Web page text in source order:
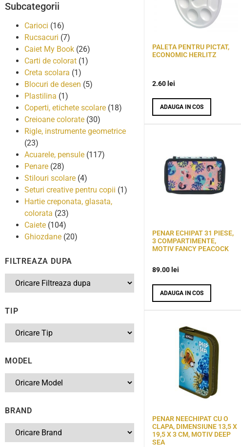
Subcategorii
Carioci (16)
Rucsacuri (7)
Caiet My Book (26)
Carti de colorat (1)
Creta scolara (1)
Blocuri de desen (5)
Plastilina (1)
Coperti, etichete scolare (18)
Creioane colorate (30)
Rigle, instrumente geometrice
(23)
Acuarele, pensule (117)
Penare (28)
Stilouri scolare (4)
Seturi creative pentru copii (1)
Hartie creponata, glasata,
colorata (23)
Caiete (104)
Ghiozdane (20)
FILTREAZA DUPA
TIP
MODEL
BRAND
PALETA PENTRU PICTAT,
ECONOMIC HERLITZ
2.60 lei
ADAUGA IN COS
PENAR ECHIPAT 31 PIESE,
3 COMPARTIMENTE,
MOTIV FANCY PEACOCK
89.00lei
ADAUGA IN COS
PENAR NEECHIPAT CU O
CLAPA, DIMENSIUNE 13,5 X
19,5 X 3 CM, MOTIV DEEP
SEA